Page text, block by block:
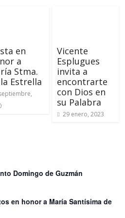
en
a
Stma.
Estrella
Vicente
Esplugues
invita a
encontrarte
con Dios en
su Palabra
29 enero, 2023
Domingo de Guzmán
en honor a María Santísima de